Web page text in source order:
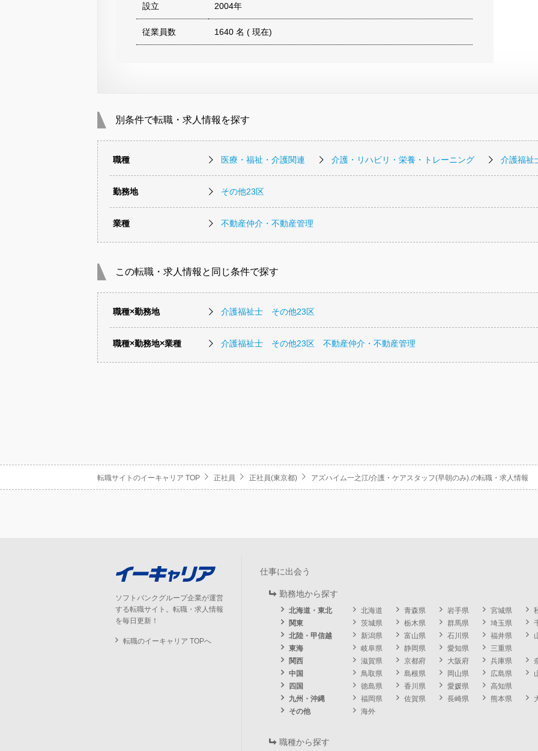
設立 2004年
従業員数 1640 名 ( 現在)
別条件で転職・求人情報を探す
職種 医療・福祉・介護関連 介護・リハビリ・栄養・トレーニング 介護福祉
勤務地 その他23区
業種 不動産仲介・不動産管理
この転職・求人情報と同じ条件で探す
職種×勤務地 介護福祉士 その他23区
職種×勤務地×業種 介護福祉士 その他23区 不動産仲介・不動産管理
転職サイトのイーキャリア TOP 正社員 正社員(東京都) アズハイム一之江/介護・ケアスタッフ(早朝のみ).の転職・求人情報
ソフトバンクグループ企業が運営
する転職サイト。転職・求人情報
を毎日更新！
転職のイーキャリア TOPへ
仕事に出会う
勤務地から探す
北海道・東北 北海道 青森県 岩手県 宮城県
関東
茨城県 栃木県 群馬県 埼玉県
北陸・甲信越
新潟県 富山県 石川県 福井県
東海
岐阜県 静岡県 愛知県
三重県
関西
滋賀県 京都府 大阪府 兵庫県
中国
鳥取県 島根県 岡山県 広島県
四国
徳島県 香川県 愛媛県
高知県
九州・沖縄
福岡県 佐賀県 長崎県 熊本県
その他
海外
職種から探す